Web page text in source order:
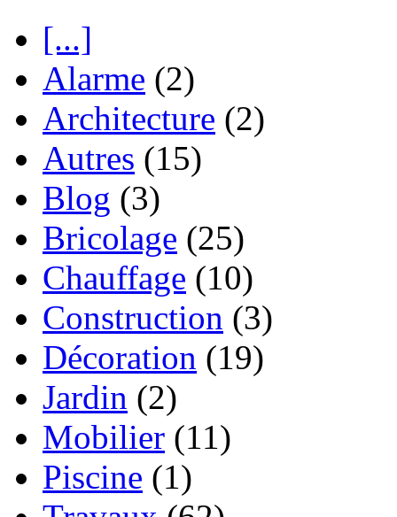
[...]
Alarme (2)
Architecture (2)
Autres (15)
Blog (3)
Bricolage (25)
Chauffage (10)
Construction (3)
Décoration (19)
Jardin (2)
Mobilier (11)
Piscine (1)